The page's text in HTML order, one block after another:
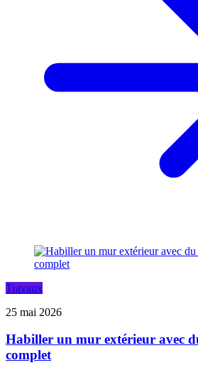
Travaux
25 mai 2026
Habiller un mur extérieur avec
complet